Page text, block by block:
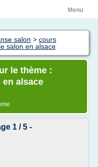
Menu
salon > cours
salon en alsace
le thème :
alsace
1 / 5 -